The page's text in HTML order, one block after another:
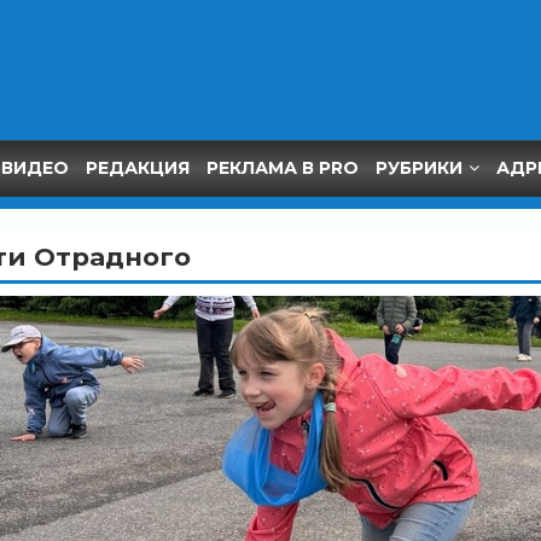
ВИДЕО РЕДАКЦИЯ РЕКЛАМА В PRO РУБРИКИ
Отрадного